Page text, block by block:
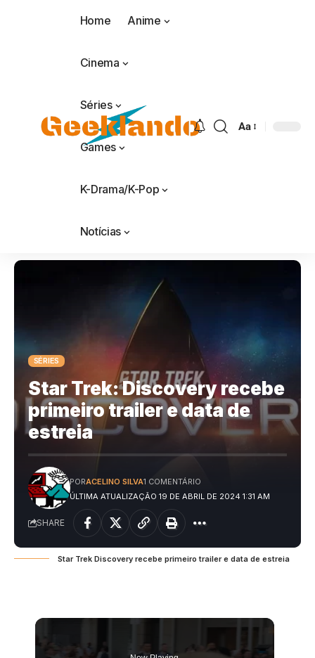
Home Anime
Cinema
Séries
Games
K-Drama/K-Pop
Notícias
Aa
SÉRIES
Star Trek: Discovery recebe
primeiro trailer e data de
estreia
ÚLTIMA ATUALIZAÇÃO 19 DE ABRIL DE 2024 1:31 AM
PORACELINO SILVA1 COMENTÁRIO
SHARE
Star Trek Discovery recebe primeiro trailer e data de estreia